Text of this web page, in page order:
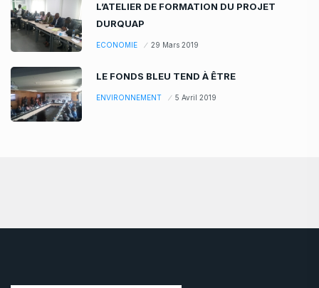
L’ATELIER DE FORMATION DU PROJET
DURQUAP
ECONOMIE 29 Mars 2019
LE FONDS BLEU TEND À ÊTRE
ENVIRONNEMENT 5 Avril 2019